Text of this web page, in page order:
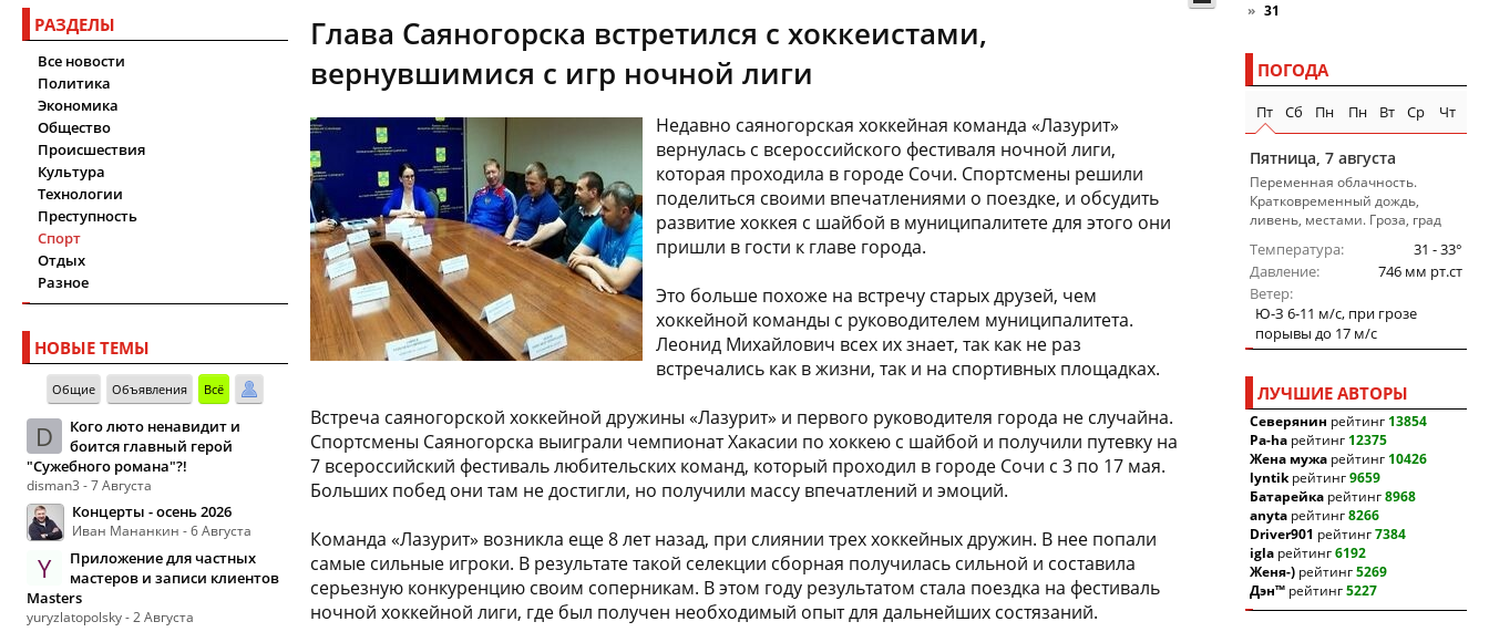
РАЗДЕЛЫ
Все новости
Политика
Экономика
Общество
Происшествия
Культура
Технологии
Преступность
Спорт
Отдых
Разное
НОВЫЕ ТЕМЫ
Общие Объявления Всё
D
Кого люто ненавидит и
боится главный герой
"Сужебного романа"?!
disman3 - 7 Августа
Концерты - осень 2026
Иван Мананкин - 6 Августа
Y
Приложение для частных
мастеров и записи клиентов
Masters
yuryzlatopolsky - 2 Августа
Глава Саяногорска встретился с хоккеистами,
вернувшимися с игр ночной лиги
Недавно саяногорская хоккейная команда «Лазурит»
вернулась с всероссийского фестиваля ночной лиги,
которая проходила в городе Сочи. Спортсмены решили
поделиться своими впечатлениями о поездке, и обсудить
развитие хоккея с шайбой в муниципалитете для этого они
пришли в гости к главе города.
Это больше похоже на встречу старых друзей, чем
хоккейной команды с руководителем муниципалитета.
Леонид Михайлович всех их знает, так как не раз
встречались как в жизни, так и на спортивных площадках.
Встреча саяногорской хоккейной дружины «Лазурит» и первого руководителя города не случайна.
Спортсмены Саяногорска выиграли чемпионат Хакасии по хоккею с шайбой и получили путевку на
7 всероссийский фестиваль любительских команд, который проходил в городе Сочи с 3 по 17 мая.
Больших побед они там не достигли, но получили массу впечатлений и эмоций.
Команда «Лазурит» возникла еще 8 лет назад, при слиянии трех хоккейных дружин. В нее попали
самые сильные игроки. В результате такой селекции сборная получилась сильной и составила
серьезную конкуренцию своим соперникам. В этом году результатом стала поездка на фестиваль
ночной хоккейной лиги, где был получен необходимый опыт для дальнейших состязаний.
» 31
ПОГОДА
Пт Сб Пн Пн Вт Ср Чт
Пятница, 7 августа
Переменная облачность.
Кратковременный дождь,
ливень, местами. Гроза, град
Температура
31 - 33°
Давление
746 мм рт.ст
Ветер
Ю-З 6-11 м/c, при грозе
порывы до 17 м/c
ЛУЧШИЕ АВТОРЫ
Северянин рейтинг 13854
Pa-ha рейтинг 12375
Жена мужа рейтинг 10426
lyntikрейтинг9659
Батарейка рейтинг8968
anyta рейтинг8266
Driver901 рейтинг7384
igla рейтинг6192
Женя-) рейтинг5269
Дэн™ рейтинг5227